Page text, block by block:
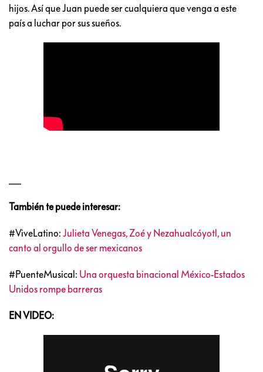
hijos. Así que Juan puede ser cualquiera que venga a este
país a luchar por sus sueños.
También te puede interesar:
#ViveLatino: Julieta Venegas, Zoé y Nezahualcóyotl, un
canto al orgullo de ser mexicanos
#PuenteMusical: Una orquesta binacional México-Estados
Unidos rompe barreras
EN VIDEO: